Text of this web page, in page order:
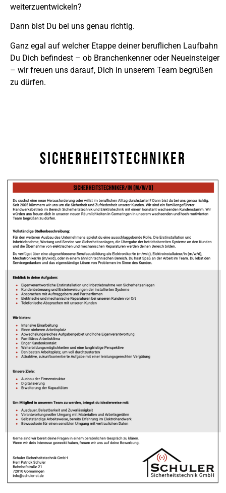
weiterzuentwickeln?
Dann bist Du bei uns genau richtig.
Ganz egal auf welcher Etappe deiner beruflichen Laufbahn
Du Dich befindest – ob Branchenkenner oder Neueinsteiger
– wir freuen uns darauf, Dich in unserem Team begrüßen
zu dürfen.
Sicherheitstechniker